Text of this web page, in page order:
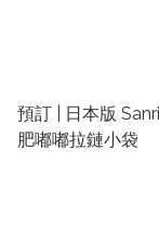
預訂 | 日本版
肥嘟嘟拉鏈小袋